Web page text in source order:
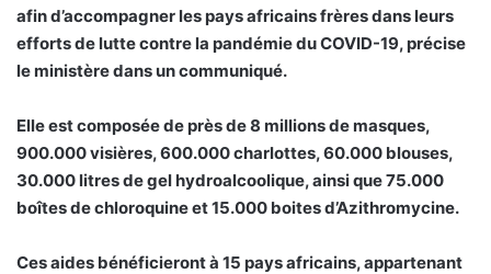
afin d’accompagner les pays africains frères dans leurs
efforts de lutte contre la pandémie du COVID-19, précise
le ministère dans un communiqué.
Elle est composée de près de 8 millions de masques,
900.000 visières, 600.000 charlottes, 60.000 blouses,
30.000 litres de gel hydroalcoolique, ainsi que 75.000
boîtes de chloroquine et 15.000 boites d’Azithromycine.
Ces aides bénéficieront à 15 pays africains, appartenant